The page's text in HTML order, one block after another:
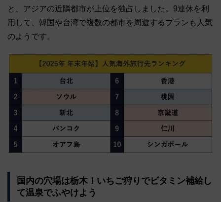
と、アジアの近隣都市が上位を独占しました。9連休を利
用して、韓国や台湾で複数の都市を周遊するプランも人気
のようです。
国内の穴場は栃木！いちご狩りでビタミン補給し
て温泉でふやけよう